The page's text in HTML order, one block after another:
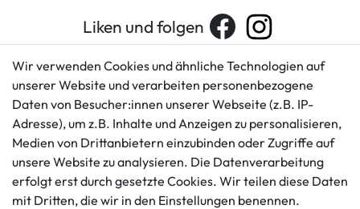
Liken und folgen
Kundenservice
+49 421 596586
Mo. - Fr. 9 - 16 Uhr
info@gameworld.de
Kontaktformular
Rechtliches
AGB
Impressum
Datenschutzerklärung
Barrierefreiheitserklärung
Widerrufs­recht
Wir verwenden Cookies und ähnliche Technologien auf
unserer Website und verarbeiten personenbezogene
Daten von Besucher:innen unserer Webseite (z.B. IP-
Adresse), um z.B. Inhalte und Anzeigen zu personalisieren,
Medien von Drittanbietern einzubinden oder Zugriffe auf
unsere Website zu analysieren. Die Datenverarbeitung
erfolgt erst durch gesetzte Cookies. Wir teilen diese Daten
mit Dritten, die wir in den Einstellungen benennen.